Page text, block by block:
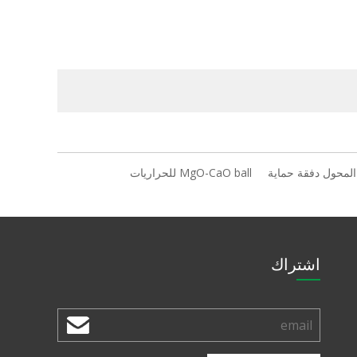
دفقة حماية MgO-CaO ball للحراريات
اشتراك